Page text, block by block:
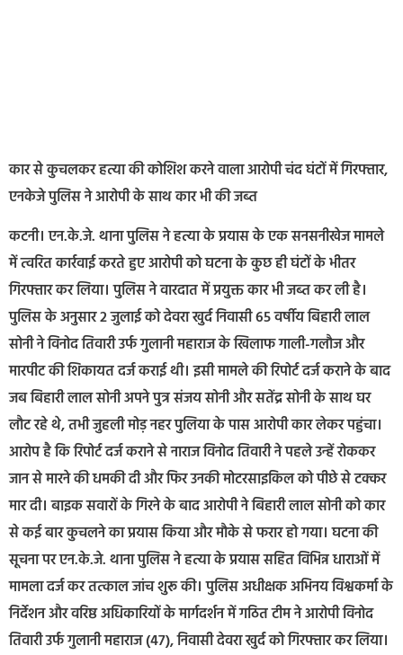
कार से कुचलकर हत्या की कोशिश करने वाला आरोपी चंद घंटों में गिरफ्तार,
एनकेजे पुलिस ने आरोपी के साथ कार भी की जब्त
कटनी। एन.के.जे. थाना पुलिस ने हत्या के प्रयास के एक सनसनीखेज मामले
में त्वरित कार्रवाई करते हुए आरोपी को घटना के कुछ ही घंटों के भीतर
गिरफ्तार कर लिया। पुलिस ने वारदात में प्रयुक्त कार भी जब्त कर ली है।
पुलिस के अनुसार 2 जुलाई को देवरा खुर्द निवासी 65 वर्षीय बिहारी लाल
सोनी ने विनोद तिवारी उर्फ गुलानी महाराज के खिलाफ गाली-गलौज और
मारपीट की शिकायत दर्ज कराई थी। इसी मामले की रिपोर्ट दर्ज कराने के बाद
जब बिहारी लाल सोनी अपने पुत्र संजय सोनी और सतेंद्र सोनी के साथ घर
लौट रहे थे, तभी जुहली मोड़ नहर पुलिया के पास आरोपी कार लेकर पहुंचा।
आरोप है कि रिपोर्ट दर्ज कराने से नाराज विनोद तिवारी ने पहले उन्हें रोककर
जान से मारने की धमकी दी और फिर उनकी मोटरसाइकिल को पीछे से टक्कर
मार दी। बाइक सवारों के गिरने के बाद आरोपी ने बिहारी लाल सोनी को कार
से कई बार कुचलने का प्रयास किया और मौके से फरार हो गया। घटना की
सूचना पर एन.के.जे. थाना पुलिस ने हत्या के प्रयास सहित विभिन्न धाराओं में
मामला दर्ज कर तत्काल जांच शुरू की। पुलिस अधीक्षक अभिनय विश्वकर्मा के
निर्देशन और वरिष्ठ अधिकारियों के मार्गदर्शन में गठित टीम ने आरोपी विनोद
तिवारी उर्फ गुलानी महाराज (47), निवासी देवरा खुर्द को गिरफ्तार कर लिया।